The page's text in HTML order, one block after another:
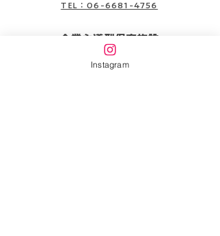
TEL：06-6681-4756
企業主導型保育施設
みさきピッコロ保育園
〒559-0013
Instagram